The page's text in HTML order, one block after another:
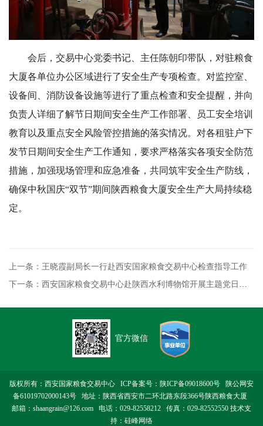
会后，交易中心党委书记、主任陈朝印带队，对驻粮食
大厦各单位办公区域进行了安全生产专项检查。对监控室、
设备间、消防设备设施等进行了重点检查和安全提醒，并向
负责人详细了解节日期间安全生产工作部署、员工安全培训
教育以及重点安全风险管控措施的落实情况。对各租驻户下
发节日期间安全生产工作通知，要求严格落实各项安全防范
措施，加强现场管理和应急准备，共同筑牢安全生产防线，
确保中秋国庆“双节”期间陕西粮食大厦安全生产大局持续稳
定。
上一条：王晓霞副局长一行赴西安国家粮食交易中心检查指导工作
官方微信
版权所有：西安国家粮食交易中心 ICP备案号： 陕ICP备09018600号
陕公网安
备61019702000143号地址：陕西省西安市二环北路东段366号陕西粮食大厦
邮箱：shaangrain@126.com 电话：029-82558212 传真：029-82552550 技术支
持： 硅峰网络